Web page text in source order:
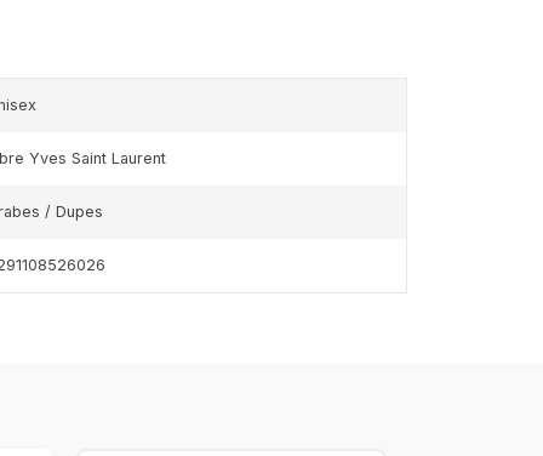
Yves Saint Laurent
/ Dupes